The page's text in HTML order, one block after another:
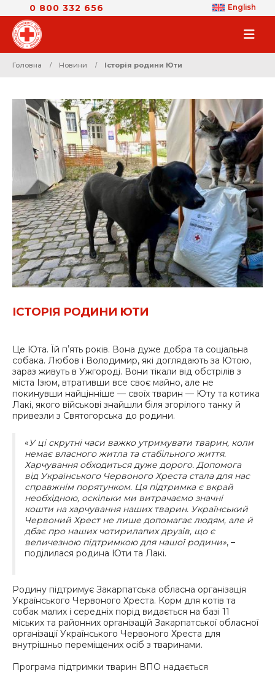
0 800 332 656 English
Головна Новини Історія родини Юти
ІСТОРІЯ РОДИНИ ЮТИ
Це Юта. Їй пʼять років. Вона дуже добра та соціальна
собака. Любов і Володимир, які доглядають за Ютою,
зараз живуть в Ужгороді. Вони тікали від обстрілів з
міста Ізюм, втративши все своє майно, але не
покинувши найцінніше — своїх тварин — Юту та котика
Лакі, якого військові знайшли біля згорілого танку й
привезли з Святогорська до родини.
«У ці скрутні часи важко утримувати тварин, коли
немає власного житла та стабільного життя.
Харчування обходиться дуже дорого. Допомога
від Українського Червоного Хреста стала для нас
справжнім порятунком. Ця підтримка є вкрай
необхідною, оскільки ми витрачаємо значні
кошти на харчування наших тварин. Український
Червоний Хрест не лише допомагає людям, але й
дбає про наших чотирилапих друзів, що є
величезною підтримкою для нашої родини», –
поділилася родина Юти та Лакі.
Родину підтримує Закарпатська обласна організація
Українського Червоного Хреста. Корм для котів та
собак малих і середніх порід видається на базі 11
міських та районних організацій Закарпатської обласної
організації Українського Червоного Хреста для
внутрішньо переміщених осіб з тваринами.
Програма підтримки тварин ВПО надається